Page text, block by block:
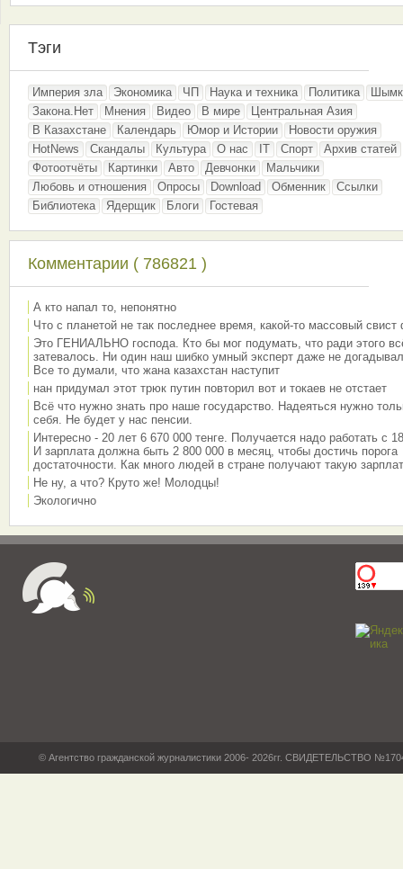
Тэги
Империя зла Экономика ЧП Наука и техника Политика
Закона.Нет
Мнения Видео В мире
Центральная Азия
В Казахстане
Календарь Юмор и Истории
Новости оружия
HotNews
Скандалы Культура О нас IT Спорт
Архив статей
Фотоотчёты
Картинки Авто Девчонки
Мальчики
Любовь и отношения
Опросы Download Обменник
Ссылки
Библиотека
Ядерщик Блоги Гостевая
Комментарии ( 786821 )
А кто напал то, непонятно
Что с планетой не так последнее время, какой-то массовый свист
Это ГЕНИАЛЬНО господа. Кто бы мог подумать, что ради этого
затевалось. Ни один наш шибко умный эксперт даже не
Все то думали, что жана казахстан наступит
нан придумал этот трюк путин повторил вот и токаев не отстает
Всё что нужно знать про наше государство. Надеяться нужно
себя. Не будет у нас пенсии.
Интересно - 20 лет 6 670 000 тенге. Получается надо работать с
И зарплата должна быть 2 800 000 в месяц, чтобы достичь порога
достаточности. Как много людей в стране получают такую
Не ну, а что? Круто же! Молодцы!
Экологично
© Агентство гражданской журналистики 2006- 2026гг. СВИДЕТЕЛЬСТВО